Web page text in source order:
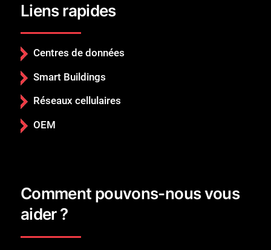
Liens rapides
Centres de données
Smart Buildings
Réseaux cellulaires
OEM
Comment pouvons-nous vous
aider ?